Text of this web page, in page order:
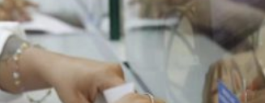
Archivo Sonoro